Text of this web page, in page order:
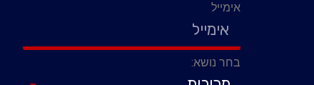
אימייל
בחר נושא: